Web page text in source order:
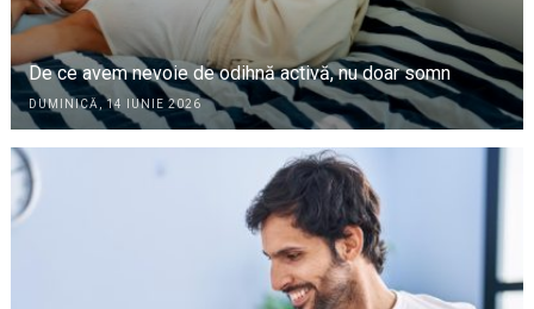
De ce avem nevoie de odihnă activă, nu doar somn
DUMINICĂ, 14 IUNIE 2026